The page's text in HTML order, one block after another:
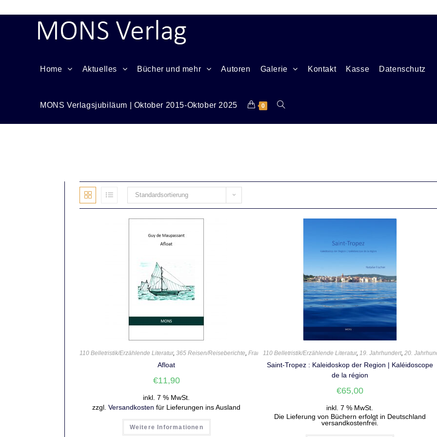
Home Aktuelles Bücher und mehr Autoren Galerie Kontakt Kasse Datenschutz
MONS Verlagsjubiläum | Oktober 2015-Oktober 2025 0
Standardsortierung
110 Belletristik/Erzählende Literatur, 365 Reisen/Reiseberichte, Frankreich,Guy de Maupassant,Klassiker ,Reise,Reiseliteratur
Afloat
€11,90
inkl. 7 % MwSt.
zzgl.Versandkosten für Lieferungen ins Ausland
Weitere Informationen
110 Belletristik/Erzählende Literatur,19. Jahrhundert,20.
Saint-Tropez : Kaleidoskop der Region | Kaléidoscope
de la région
€65,00
inkl. 7 % MwSt.
Die Lieferung von Büchern erfolgt in Deutschland
versandkostenfrei.